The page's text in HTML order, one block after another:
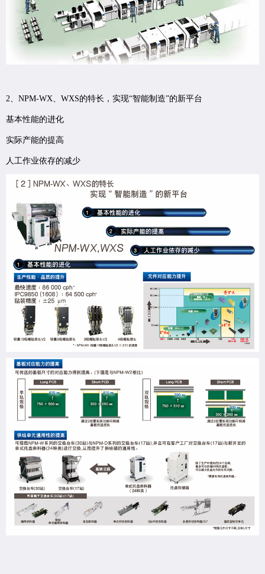
2、NPM-WX、WXS的特长，实现“智能制造”的新平台
基本性能的进化
实际产能的提高
人工作业依存的减少